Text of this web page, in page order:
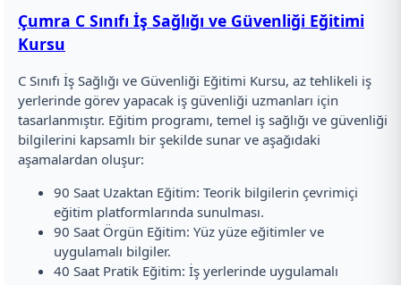
Çumra C Sınıfı İş Sağlığı ve Güvenliği Eğitimi
Kursu
C Sınıfı İş Sağlığı ve Güvenliği Eğitimi Kursu, az tehlikeli iş
yerlerinde görev yapacak iş güvenliği uzmanları için
tasarlanmıştır. Eğitim programı, temel iş sağlığı ve güvenliği
bilgilerini kapsamlı bir şekilde sunar ve aşağıdaki
aşamalardan oluşur:
90 Saat Uzaktan Eğitim: Teorik bilgilerin çevrimiçi
eğitim platformlarında sunulması.
90 Saat Örgün Eğitim: Yüz yüze eğitimler ve
uygulamalı bilgiler.
40 Saat Pratik Eğitim: İş yerlerinde uygulamalı